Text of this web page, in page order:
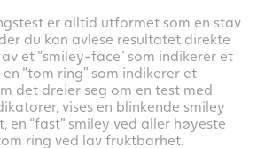
er alltid utformet som en stav
du kan avlese resultatet direkte
et “smiley-face” som indikerer et
“tom ring” som indikerer et
det dreier seg om en test med
vises en blinkende smiley
en “fast” smiley ved aller høyeste
ring ved lav fruktbarhet.